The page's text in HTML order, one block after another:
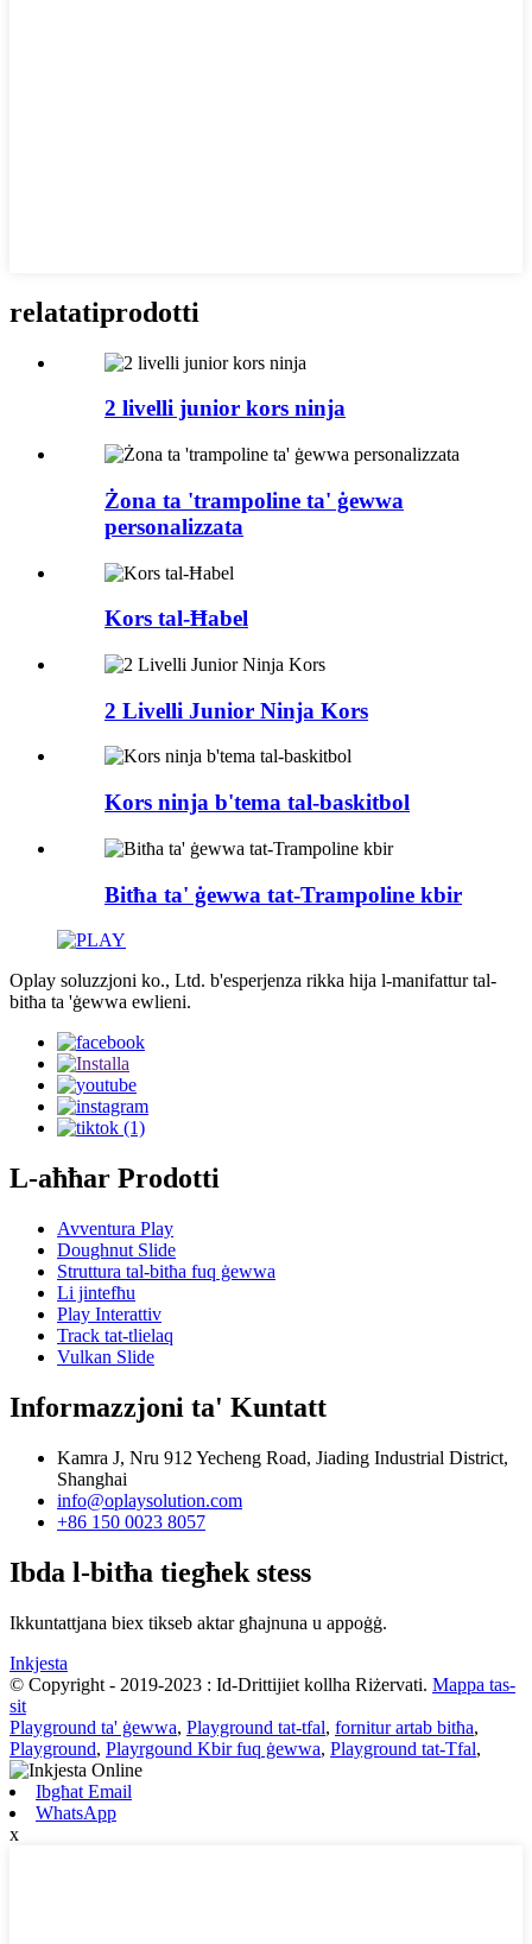
relatatiprodotti
2 livelli junior kors ninja
Żona ta 'trampoline ta' ġewwa
personalizzata
Kors tal-Ħabel
2 Livelli Junior Ninja Kors
Kors ninja b'tema tal-baskitbol
Bitħa ta' ġewwa tat-Trampoline kbir
Oplay soluzzjoni ko., Ltd. b'esperjenza rikka hija l-manifattur tal-
bitħa ta 'ġewwa ewlieni.
L-aħħar Prodotti
Avventura Play
Doughnut Slide
Struttura tal-bitħa fuq ġewwa
Li jintefħu
Play Interattiv
Track tat-tlielaq
Vulkan Slide
Informazzjoni ta' Kuntatt
Kamra J, Nru 912 Yecheng Road, Jiading Industrial District,
Shanghai
info@oplaysolution.com
+86 150 0023 8057
Ibda l-bitħa tiegħek stess
Ikkuntattjana biex tikseb aktar għajnuna u appoġġ.
Inkjesta
© Copyright - 2019-2023 : Id-Drittijiet kollha Riżervati. Mappa tas-
sit
Playground ta' ġewwa, Playground tat-tfal, fornitur artab bitħa,
Playground, Playrgound Kbir fuq ġewwa, Playground tat-Tfal,
Ibgħat Email
WhatsApp
x